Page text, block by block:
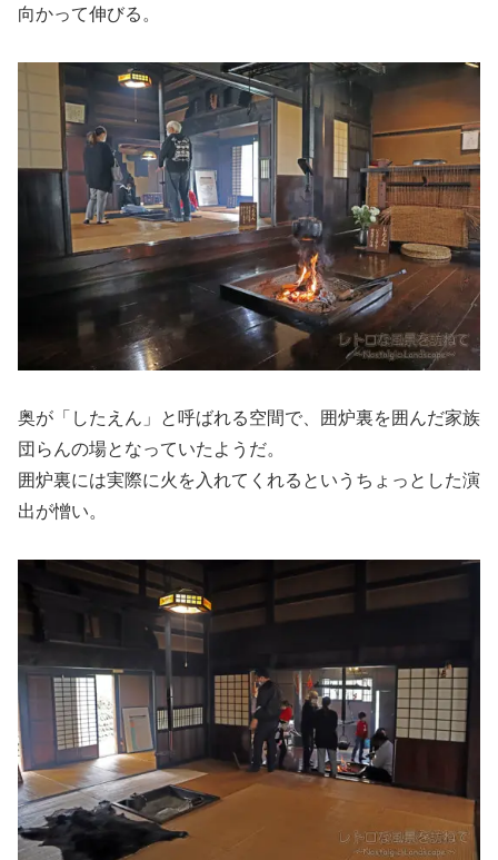
向かって伸びる。
奥が「したえん」と呼ばれる空間で、囲炉裏を囲んだ家族
団らんの場となっていたようだ。
囲炉裏には実際に火を入れてくれるというちょっとした演
出が憎い。